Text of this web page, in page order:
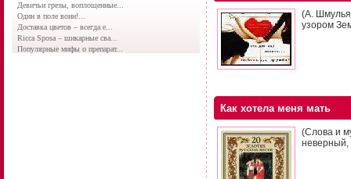
Девичьи грезы, воплощенные...
Один в поле воин!...
Доставка цветов – всегда е...
Ricca Sposa – шикарные сва...
Популярные мифы о препарат...
(А.
узором
Как хотела меня мать
(Слова и
неверный,